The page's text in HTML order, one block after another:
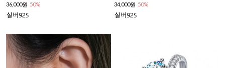
36,000원 50%
34,000원 50%